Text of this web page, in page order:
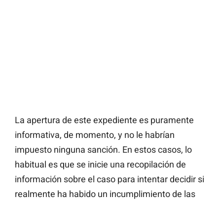
La apertura de este expediente es puramente
informativa, de momento, y no le habrían
impuesto ninguna sanción. En estos casos, lo
habitual es que se inicie una recopilación de
información sobre el caso para intentar decidir si
realmente ha habido un incumplimiento de las